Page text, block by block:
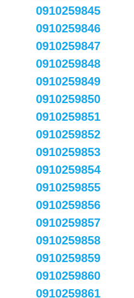
0910259845
0910259846
0910259847
0910259848
0910259849
0910259850
0910259851
0910259852
0910259853
0910259854
0910259855
0910259856
0910259857
0910259858
0910259859
0910259860
0910259861